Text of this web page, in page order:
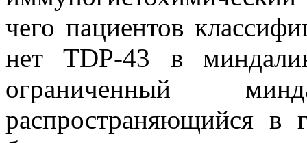
чего пациентов
нет TDP-43 в
ограниченный
распространяющийся в